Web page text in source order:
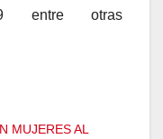
entre otras
MUJERES AL